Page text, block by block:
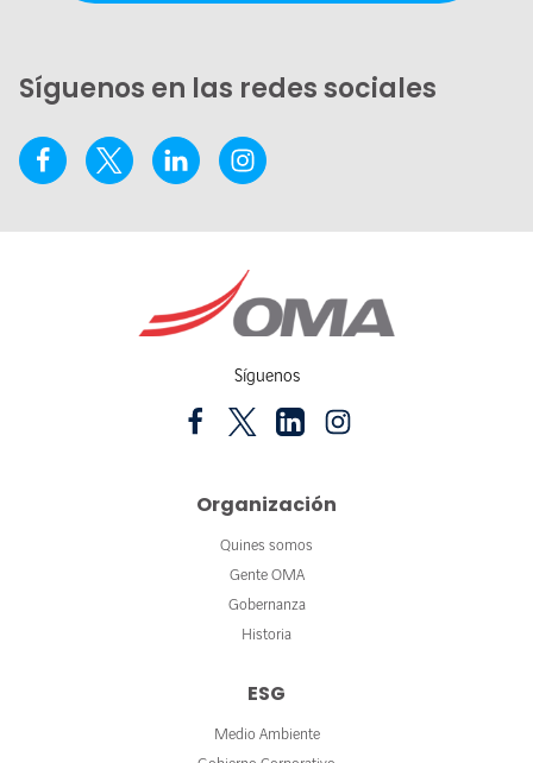
Síguenos en las redes sociales
Síguenos
Organización
Quines somos
Gente OMA
Gobernanza
Historia
ESG
Medio Ambiente